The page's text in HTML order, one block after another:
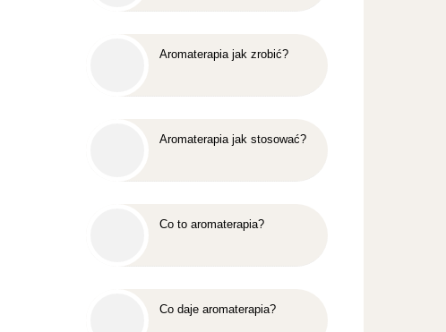
Aromaterapia jak zrobić?
Aromaterapia jak stosować?
Co to aromaterapia?
Co daje aromaterapia?